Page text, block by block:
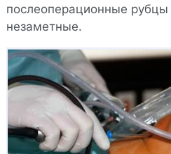
послеоперационные рубцы
незаметные.